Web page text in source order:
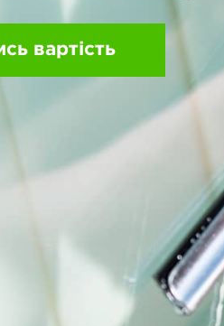
вартість